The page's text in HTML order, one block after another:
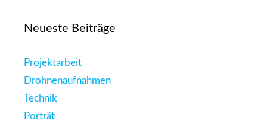
Neueste Beiträge
Projektarbeit
Drohnenaufnahmen
Technik
Porträt